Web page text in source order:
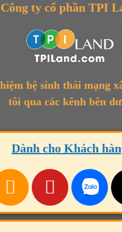
Công ty cổ phần TPI
hệ sinh thái mạng
tôi qua các kênh bên
Dành cho Khách